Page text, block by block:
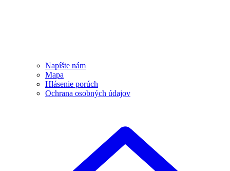
Napíšte nám
Mapa
Hlásenie porúch
Ochrana osobných údajov